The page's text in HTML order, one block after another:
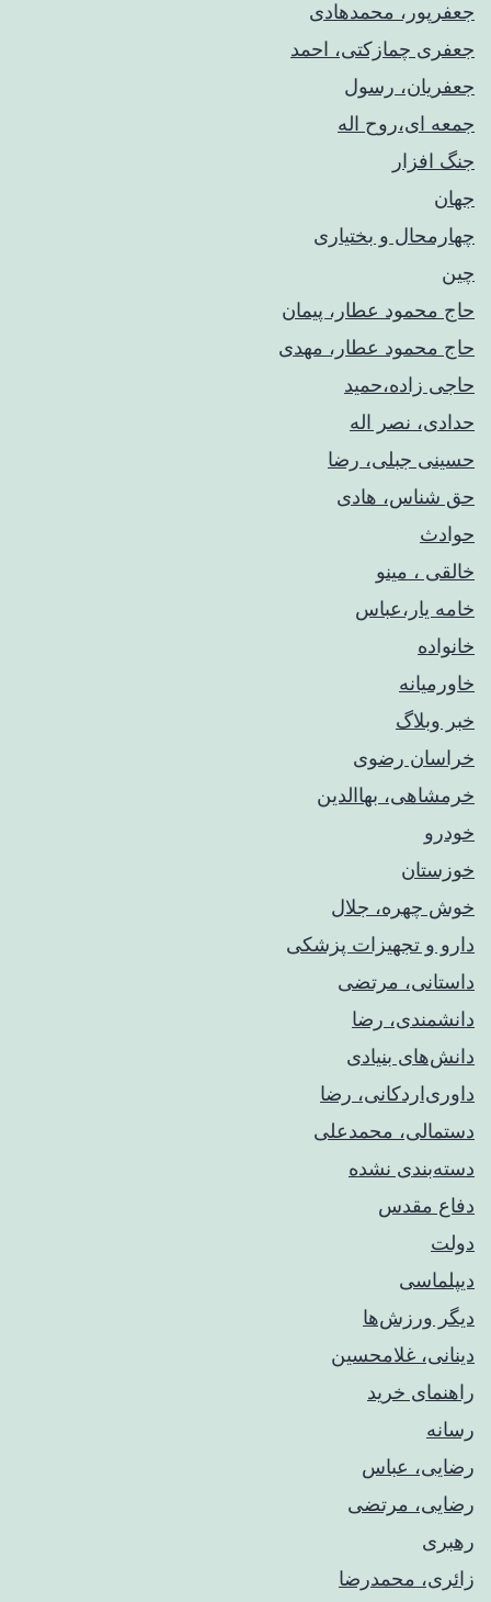
جعفرپور، محمدهادی
جعفری چمازکتی، احمد
جعفریان، رسول
جمعه ای،روح اله
جنگ افزار
جهان
چهارمحال و بختیاری
چین
حاج محمود عطار، پیمان
حاج محمود عطار، مهدی
حاجی زاده،حمید
حدادی، نصر اله
حسینی جبلی، رضا
حق شناس، هادی
حوادث
خالقی ، مینو
خامه یار،عباس
خانواده
خاورمیانه
خبر وبلاگ
خراسان رضوی
خرمشاهی، بهاالدین
خودرو
خوزستان
خوش چهره، جلال
دارو و تجهیزات پزشکی
داستانی، مرتضی
دانشمندی، رضا
دانش‌های بنیادی
داوری‌اردکانی، رضا
دستمالی، محمدعلی
دسته‌بندی نشده
دفاع مقدس
دولت
دیپلماسی
دیگر ورزش‌ها
دینانی، غلامحسین
راهنمای خريد
رسانه
رضایی، عباس
رضایی، مرتضی
رهبری
زائری، محمدرضا